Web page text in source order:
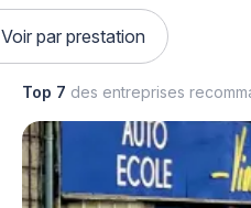
Voir par prestation
Top 7 des entreprises